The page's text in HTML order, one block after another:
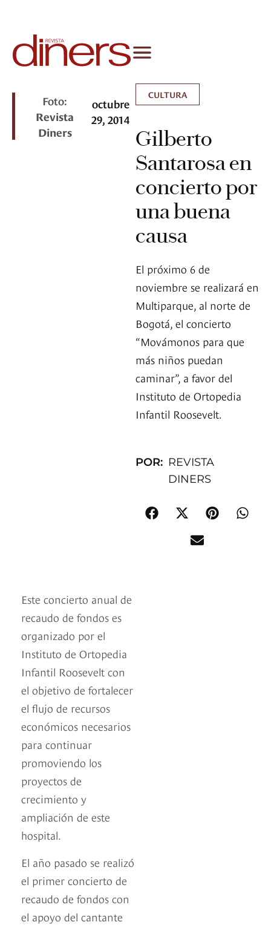
Foto:
Revista
Diners
octubre
29, 2014
CULTURA
Gilberto
Santarosa en
concierto por
una buena
causa
El próximo 6 de
noviembre se realizará en
Multiparque, al norte de
Bogotá, el concierto
“Movámonos para que
más niños puedan
caminar”, a favor del
Instituto de Ortopedia
Infantil Roosevelt.
POR: REVISTA
DINERS
Este concierto anual de
recaudo de fondos es
organizado por el
Instituto de Ortopedia
Infantil Roosevelt con
el objetivo de fortalecer
el flujo de recursos
económicos necesarios
para continuar
promoviendo los
proyectos de
crecimiento y
ampliación de este
hospital.
El año pasado se realizó
el primer concierto de
recaudo de fondos con
el apoyo del cantante